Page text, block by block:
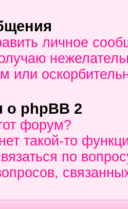
личное
или
phpBB 2
форум?
такой-то
по